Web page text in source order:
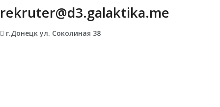
rekruter@d3.galaktika.me
г.Донецк ул. Соколиная 38